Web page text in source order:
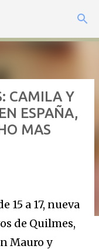
CAMILA Y
ESPAÑA,
MAS
15 a 17, nueva
de Quilmes,
Mauro y